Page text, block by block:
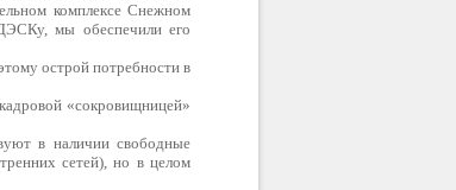
комплексе Снежном
мы обеспечили его
острой потребности в
«сокровищницей»
в наличии свободные
сетей), но в целом